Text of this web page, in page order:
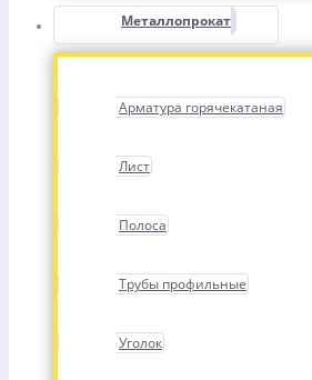
Металлопрокат
Арматура горячекатаная
Лист
Полоса
Трубы профильные
Уголок